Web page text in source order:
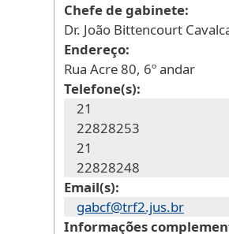
Chefe de gabinete
Dr. João Bittencourt
Endereço
Rua Acre 80, 6º andar
Telefone(s)
21
22828253
21
22828248
Email(s)
gabcf@trf2.jus.br
Informações